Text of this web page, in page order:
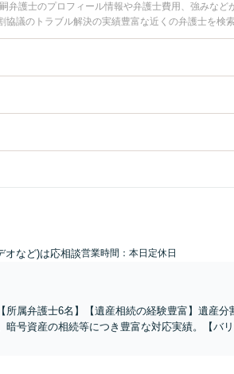
護士のプロフィール情報や弁護士費用、強みなど
議のトラブル解決の実績豊富な近くの弁護士を検
おすすめです。
オなど)は応相談営業時間：本日定休日
属弁護士6名】【遺産相続の経験豊富】遺産分
号資産の相続等につき豊富な対応実績。【バ